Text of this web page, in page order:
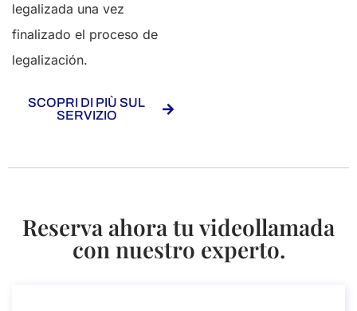
legalizada una vez
finalizado el proceso de
legalización.
SCOPRI DI PIÙ SUL
SERVIZIO
Reserva ahora tu videollamada
con nuestro experto.